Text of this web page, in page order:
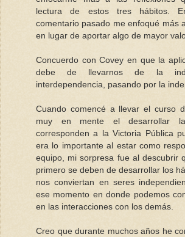
lectura de estos tres hábitos.
comentario pasado me enfoqué más
en lugar de aportar algo de mayor
Concuerdo con Covey en que la
debe de llevarnos de la
interdependencia, pasando por la
Cuando comencé a llevar el curso
muy en mente el desarrollar
corresponden a la Victoria Pública
era lo importante al estar como
equipo, mi sorpresa fue al descubrir
primero se deben de desarrollar los
nos conviertan en seres
ese momento en donde podemos
en las interacciones con los demás.
Creo que durante muchos años he